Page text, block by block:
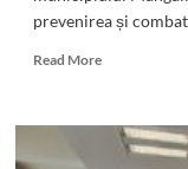
prevenirea și
Read MoreRead
Razii